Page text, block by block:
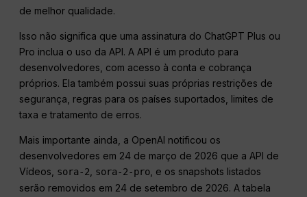
de melhor qualidade.
Isso não significa que uma assinatura do ChatGPT Plus ou
Pro inclua o uso da API. A API é um produto para
desenvolvedores, com acesso à conta e cobrança
próprios. Ela também possui suas próprias restrições de
segurança, regras para os países suportados, limites de
taxa e tratamento de erros.
Mais importante ainda, a OpenAI notificou os
desenvolvedores em 24 de março de 2026 que a API de
Vídeos, sora-2 sora-2-pro , e os snapshots listados
serão removidos em 24 de setembro de 2026. A tabela